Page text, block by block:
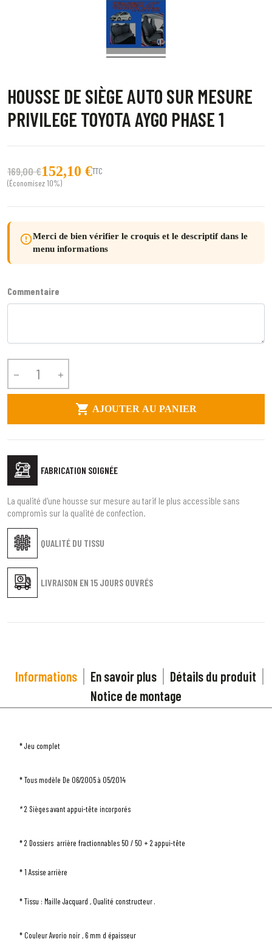
Toutes les marques
HOUSSE DE SIÈGE AUTO SUR MESURE
PRIVILEGE TOYOTA AYGO PHASE 1
169,00 €152,10 €TTC
(Économisez 10%)
error_outlineMerci de bien vérifier le croquis et le descriptif dans le
menu informations
Commentaire
 
 AJOUTER AU PANIER
FABRICATION SOIGNÉE
QUALITÉ DU TISSU
LIVRAISON EN 15 JOURS OUVRÉS
La qualité d'une housse sur mesure au tarif le plus accessible sans
compromis sur la qualité de confection.
Informations En savoir plus
Détails du produit
Notice de montage
* Jeu complet
* Tous modèle De 06/2005 à 05/2014
*2 Sièges avant appui-tête incorporés
* 2 Dossiers arrière fractionnables 50 / 50 + 2 appui-tête
* 1 Assise arrière
* Tissu : Maille Jacquard , Qualité constructeur .
* Couleur Avorio noir , 6 mm d épaisseur